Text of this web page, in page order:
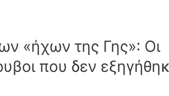
«ήχων της Γης»: Οι
που δεν